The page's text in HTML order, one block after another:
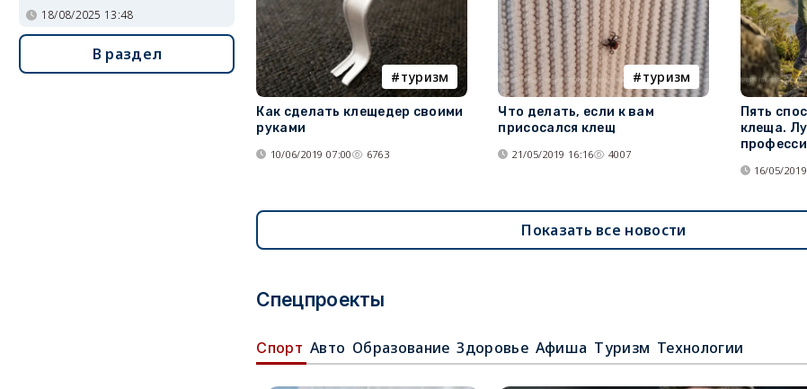
туризм
Как сделать клещедер своими
руками
10/06/2019 07:00 6763
туризм
Что делать, если к вам
присосался клещ
21/05/2019 16:16 4007
Пять
клеща.
16/05/
Показать все новости
Спецпроекты
Спорт Авто Образование Здоровье Афиша Туризм Технологии
18/08/2025 13:48
В раздел